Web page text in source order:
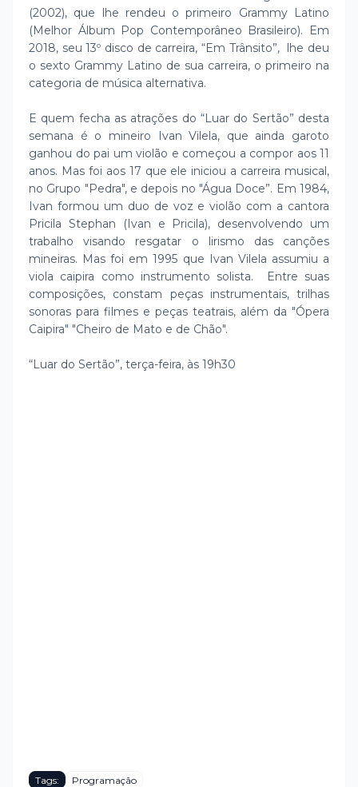
(2002), que lhe rendeu o primeiro Grammy Latino
(Melhor Álbum Pop Contemporâneo Brasileiro). Em
2018, seu 13º disco de carreira, “Em Trânsito”, lhe deu
o sexto Grammy Latino de sua carreira, o primeiro na
categoria de música alternativa.
E quem fecha as atrações do “Luar do Sertão” desta
semana é o mineiro Ivan Vilela, que ainda garoto
ganhou do pai um violão e começou a compor aos 11
anos. Mas foi aos 17 que ele iniciou a carreira musical,
no Grupo "Pedra", e depois no "Água Doce”. Em 1984,
Ivan formou um duo de voz e violão com a cantora
Pricila Stephan (Ivan e Pricila), desenvolvendo um
trabalho visando resgatar o lirismo das canções
mineiras. Mas foi em 1995 que Ivan Vilela assumiu a
viola caipira como instrumento solista. Entre suas
composições, constam peças instrumentais, trilhas
sonoras para filmes e peças teatrais, além da "Ópera
Caipira" "Cheiro de Mato e de Chão".
“Luar do Sertão”, terça-feira, às 19h30
Tags: Programação